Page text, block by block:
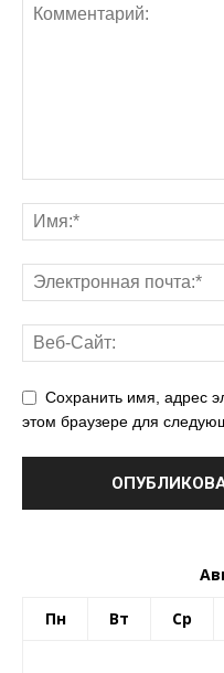
Сохранить имя, адрес
этом браузере для
Пн Вт Ср